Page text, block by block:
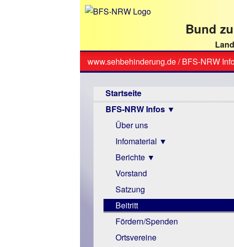
direkt
Bund
Sie
www.sehbehinderung.de/BFS-NRW
Startseite
BFS-NRW Infos ▼
Über uns
Infomaterial ▼
Visus
Zeitschrift
Monokular
Mac
Instagram-
Links
Berichte ▼
Archiv
Berichte
Vorstand
Satzung
Beitritt
Fördern/Spenden
Ortsvereine